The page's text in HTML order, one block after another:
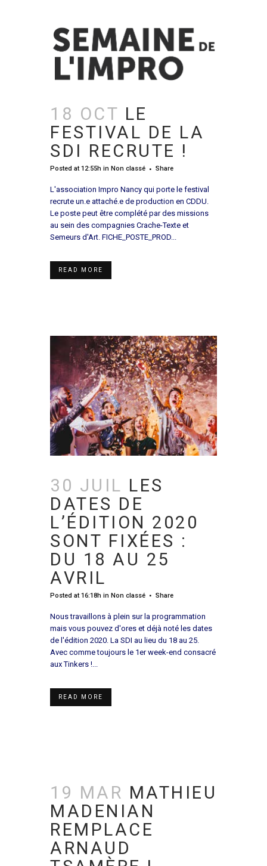
18 OCT LE
FESTIVAL DE LA
SDI RECRUTE !
Posted at 12:55h in Non classé Share
L'association Impro Nancy qui porte le festival
recrute un.e attaché.e de production en CDDU.
Le poste peut être complété par des missions
au sein des compagnies Crache-Texte et
Semeurs d'Art. FICHE_POSTE_PROD...
READ MORE
30 JUIL LES
DATES DE
L’ÉDITION 2020
SONT FIXÉES :
DU 18 AU 25
AVRIL
Posted at 16:18h in Non classé Share
Nous travaillons à plein sur la programmation
mais vous pouvez d'ores et déjà noté les dates
de l'édition 2020. La SDI au lieu du 18 au 25.
Avec comme toujours le 1er week-end consacré
aux Tinkers !...
READ MORE
19 MAR MATHIEU
MADENIAN
REMPLACE
ARNAUD